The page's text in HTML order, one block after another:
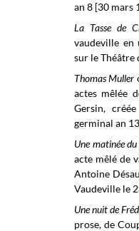
an 8 [30 mars
La Tasse de
vaudeville en
sur le Théâtre
Thomas Muller
actes mêlée
Gersin,
germinal an
Une matinée
acte mêlé de
Antoine
Vaudeville le
Une nuit de
prose, de